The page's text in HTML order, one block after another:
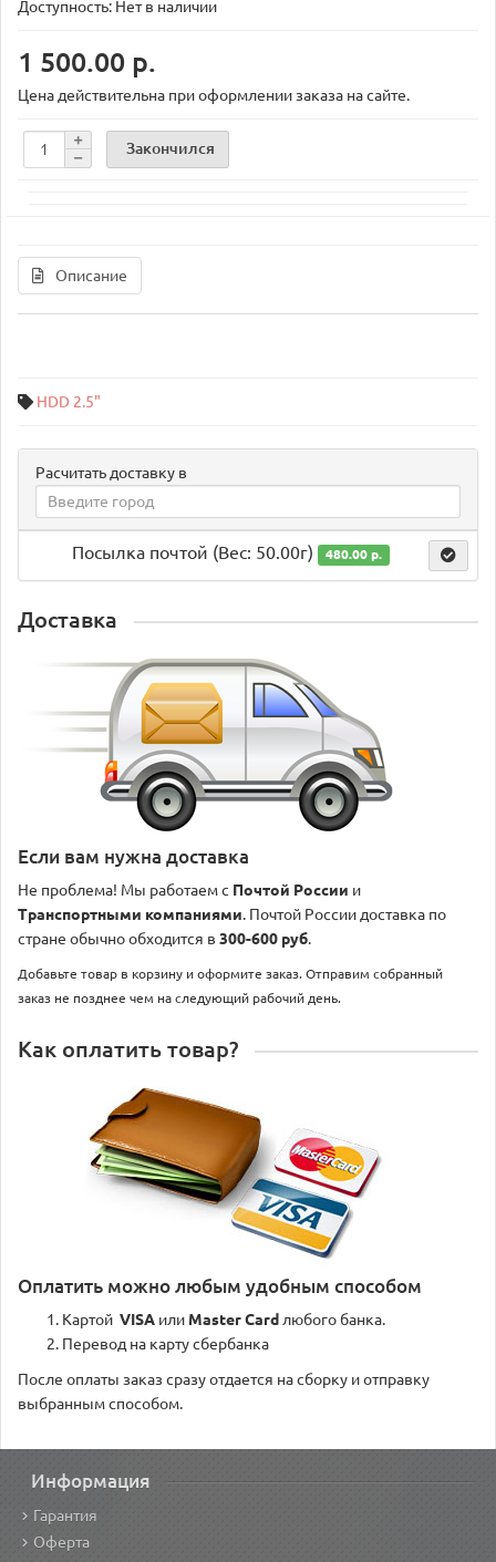
Доступность: Нет в наличии
1 500.00 р.
Цена действительна при оформлении заказа на сайте.
Закончился
Описание
HDD 2.5"
Расчитать доставку в
Посылка почтой (Вес: 50.00г) 480.00 р.
Доставка
Если вам нужна доставка
Не проблема! Мы работаем с Почтой России и
Транспортными компаниями. Почтой России доставка по
стране обычно обходится в 300-600 руб.
Добавьте товар в корзину и оформите заказ. Отправим собранный
заказ не позднее чем на следующий рабочий день.
Как оплатить товар?
Оплатить можно любым удобным способом
Картой VISA или Master Card любого банка.
Перевод на карту сбербанка
После оплаты заказ сразу отдается на сборку и отправку
выбранным способом.
Информация
Гарантия
Оферта